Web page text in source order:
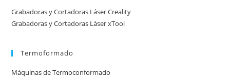
Grabadoras y Cortadoras Láser Creality
Grabadoras y Cortadoras Láser xTool
Termoformado
Máquinas de Termoconformado